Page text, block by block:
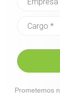
Prometemos